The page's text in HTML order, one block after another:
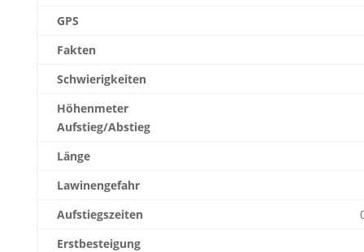
GPS
Fakten
Schwierigkeiten
Höhenmeter
Aufstieg/Abstieg
Länge
Lawinengefahr
Aufstiegszeiten
Erstbesteigung